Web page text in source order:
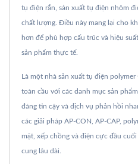
tụ điện rắn, sản xuất tụ điện nhôm
chất lượng. Điều này mang lại cho
hơn để phù hợp cấu trúc và hiệu
sản phẩm thực tế.
Là một nhà sản xuất tụ điện
toàn cầu với các danh mục sản
đáng tin cậy và dịch vụ phản hồi
các giải pháp AP-CON, AP-CAP,
mặt, xếp chồng và điện cực đầu
cung lâu dài.